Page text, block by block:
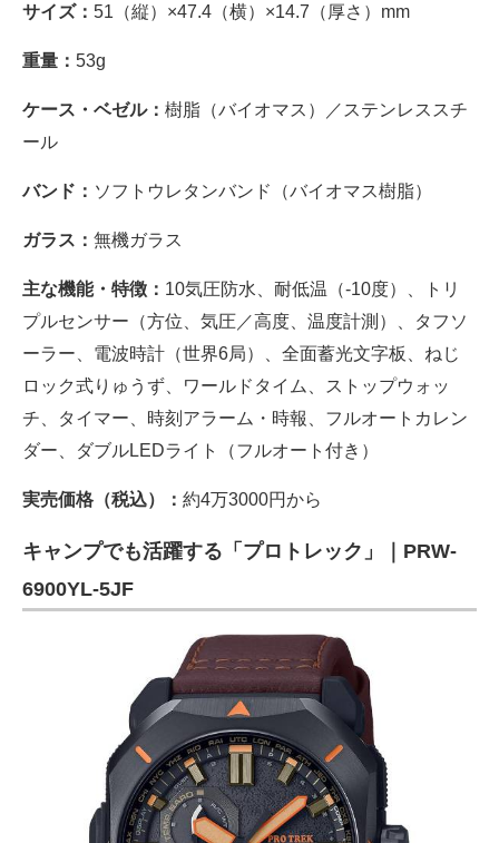
サイズ： 51（縦）×47.4（横）×14.7（厚さ）mm
重量： 53g
ケース・ベゼル： 樹脂（バイオマス）／ステンレススチ
ール
バンド： ソフトウレタンバンド（バイオマス樹脂）
ガラス： 無機ガラス
主な機能・特徴： 10気圧防水、耐低温（-10度）、トリ
プルセンサー（方位、気圧／高度、温度計測）、タフソ
ーラー、電波時計（世界6局）、全面蓄光文字板、ねじ
ロック式りゅうず、ワールドタイム、ストップウォッ
チ、タイマー、時刻アラーム・時報、フルオートカレン
ダー、ダブルLEDライト（フルオート付き）
実売価格（税込）： 約4万3000円から
キャンプでも活躍する「プロトレック」｜PRW-
6900YL-5JF